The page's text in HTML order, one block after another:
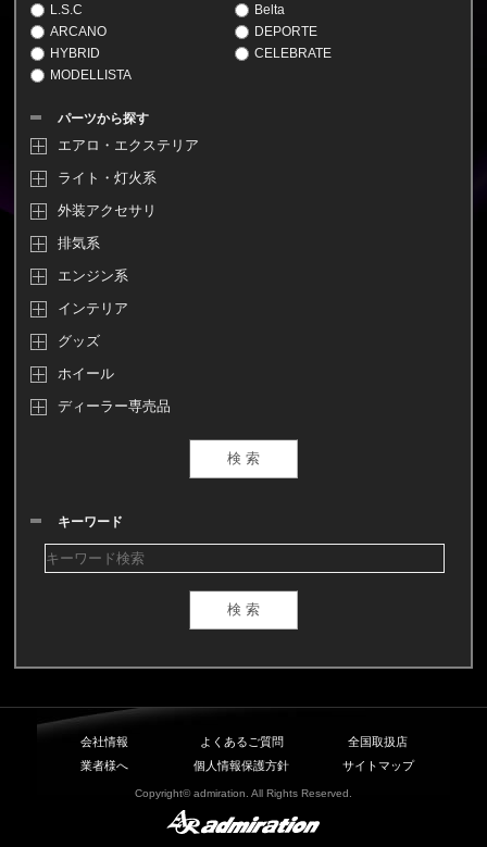
L.S.C
Belta
ARCANO
DEPORTE
HYBRID
CELEBRATE
MODELLISTA
パーツから探す
エアロ・エクステリア
ライト・灯火系
外装アクセサリ
排気系
エンジン系
インテリア
グッズ
ホイール
ディーラー専売品
キーワード
会社情報 よくあるご質問
全国取扱店
業者様へ
個人情報保護方針 サイトマップ
Copyright© admiration. All Rights Reserved.